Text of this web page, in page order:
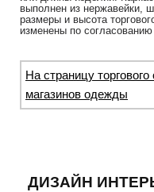
выполнен из нержавейки,
размеры и высота
изменены по согласованию
На страницу
магазинов одежды
ДИЗАЙН